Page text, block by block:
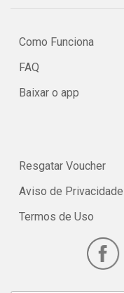
Como Funciona
FAQ
Baixar o app
Resgatar Voucher
Aviso de Privacidade
Termos de Uso